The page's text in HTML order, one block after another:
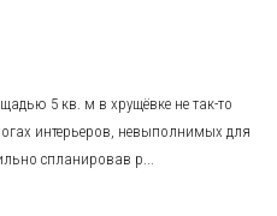
5 кв. м в хрущёвке не так-то
интерьеров, невыполнимых для
спланировав р...